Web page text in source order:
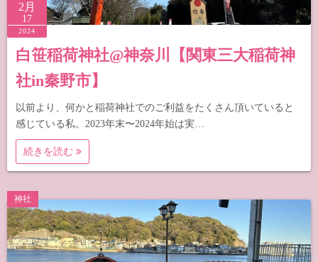
2月
17
2024
白笹稲荷神社@神奈川【関東三大稲荷神
社in秦野市】
以前より、何かと稲荷神社でのご利益をたくさん頂いていると
感じている私。2023年末〜2024年始は実…
続きを読む
神社